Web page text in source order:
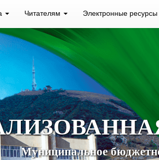
Читателям Электронные ресурсы
Муниципальное